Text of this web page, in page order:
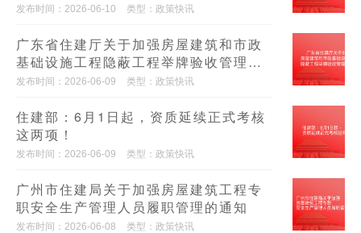
发布时间：2026-06-10 类型：政策快讯
广东省住建厅关于加强房屋建筑和市政
基础设施工程隐蔽工程举牌验收管理的
通知
发布时间：2026-06-09 类型：政策快讯
住建部：6月1日起，资质延续正式考核
这两项！
发布时间：2026-06-09 类型：政策快讯
广州市住建局关于加强房屋建筑工程专
职安全生产管理人员履职管理的通知
发布时间：2026-06-08 类型：政策快讯